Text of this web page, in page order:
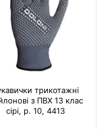
трикотажні
з ПВХ 13 клас
сірі, р. 10, 4413